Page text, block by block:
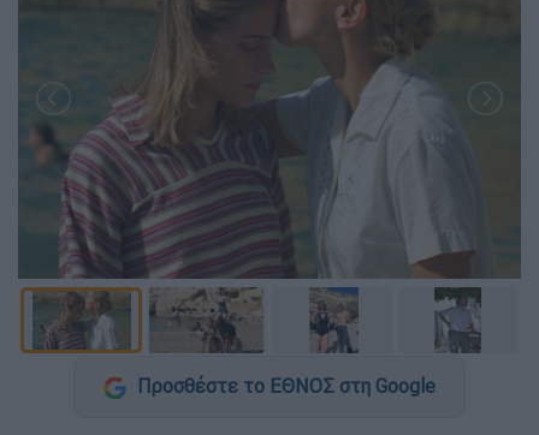
Προσθέστε το ΕΘΝΟΣ στη Google